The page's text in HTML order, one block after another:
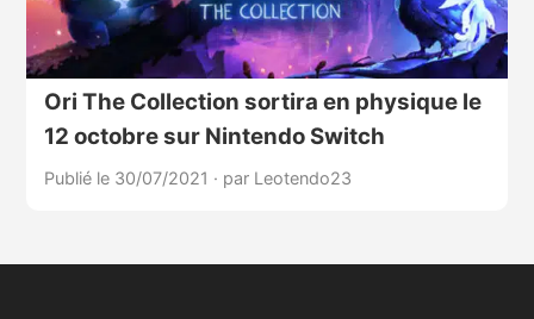
Ori The Collection sortira en physique le
12 octobre sur Nintendo Switch
Publié le 30/07/2021 · par Leotendo23